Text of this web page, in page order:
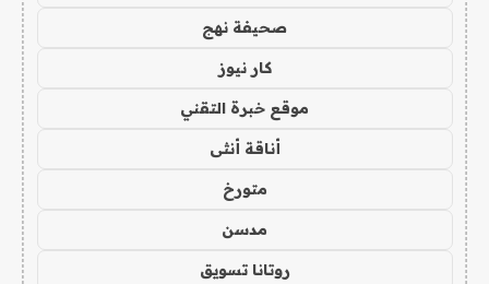
صحيفة نهج
كار نيوز
موقع خبرة التقني
أناقة أنثى
متورخ
مدسن
روتانا تسويق